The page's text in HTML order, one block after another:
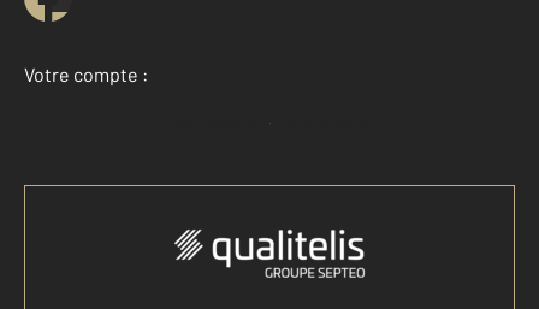
Votre compte :
Accéder à mon compte